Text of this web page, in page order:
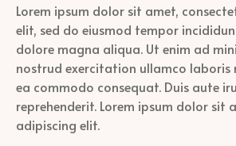
Lorem ipsum dolor sit amet,
elit, sed do eiusmod tempor
dolore magna aliqua. Ut enim ad
nostrud exercitation ullamco laboris
ea commodo consequat. Duis aute
reprehenderit. Lorem ipsum dolor sit
adipiscing elit.